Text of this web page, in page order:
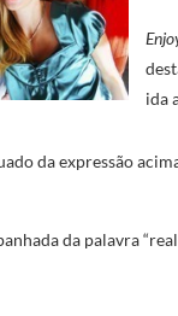
ida
da expressão
da palavra